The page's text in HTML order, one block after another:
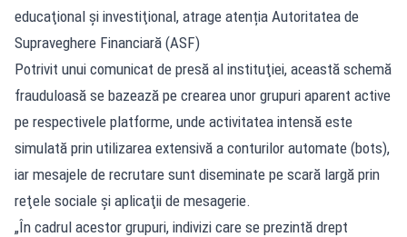
educaţional şi investiţional, atrage atenția Autoritatea de
Supraveghere Financiară (ASF)
Potrivit unui comunicat de presă al instituţiei, această schemă
frauduloasă se bazează pe crearea unor grupuri aparent active
pe respectivele platforme, unde activitatea intensă este
simulată prin utilizarea extensivă a conturilor automate (bots),
iar mesajele de recrutare sunt diseminate pe scară largă prin
reţele sociale şi aplicaţii de mesagerie.
„În cadrul acestor grupuri, indivizi care se prezintă drept